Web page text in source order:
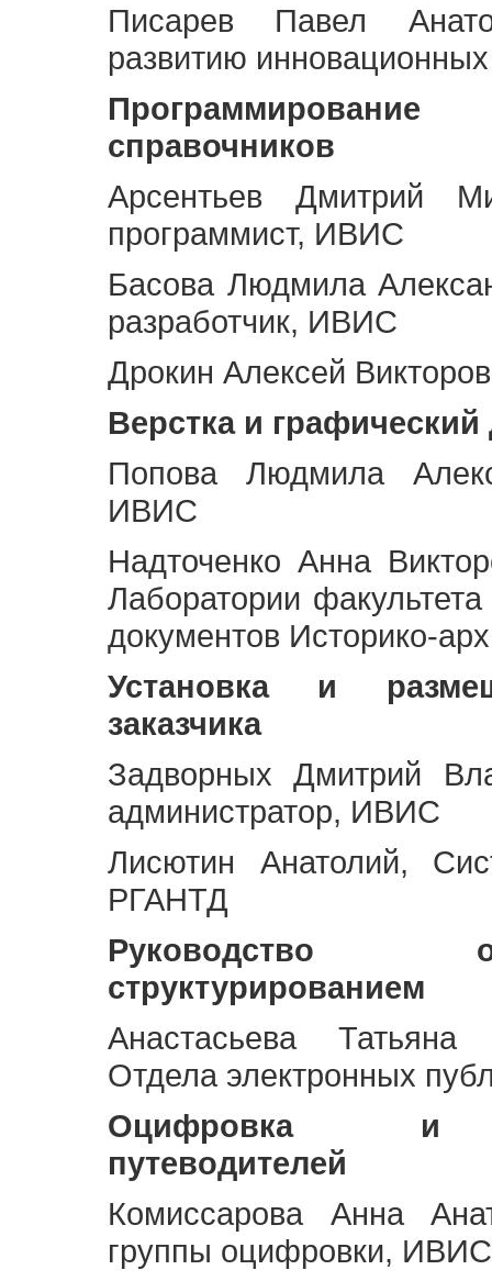
Писарев Павел
развитию
Программирование
справочников
Арсентьев Дмитрий
программист, ИВИС
Басова Людмила
разработчик, ИВИС
Дрокин Алексей
Верстка и графический
Попова Людмила
ИВИС
Надточенко Анна
Лаборатории
документов Историко-
Установка и
заказчика
Задворных Дмитрий
администратор, ИВИС
Лисютин Анатолий,
РГАНТД
Руководство
структурированием
Анастасьева Татьяна
Отдела электронных
Оцифровка и
путеводителей
Комиссарова Анна
группы оцифровки, ИВИС